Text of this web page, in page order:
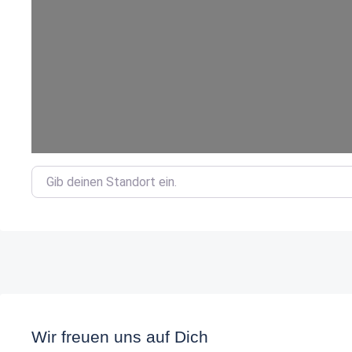
Gib deinen Standort ein.
Wir freuen uns auf Dich